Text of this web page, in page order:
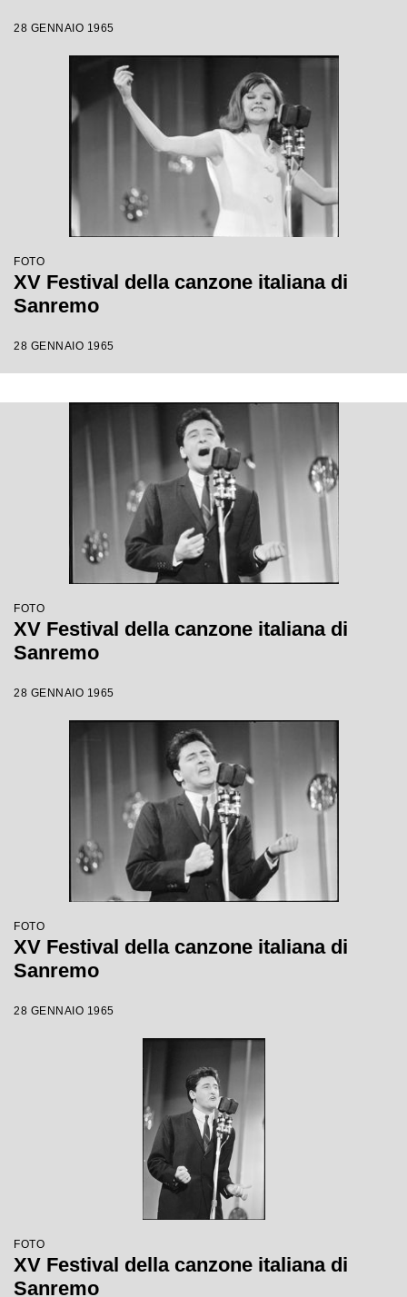
28 GENNAIO 1965
FOTO
XV Festival della canzone italiana di
Sanremo
28 GENNAIO 1965
FOTO
XV Festival della canzone italiana di
Sanremo
28 GENNAIO 1965
FOTO
XV Festival della canzone italiana di
Sanremo
28 GENNAIO 1965
FOTO
XV Festival della canzone italiana di
Sanremo